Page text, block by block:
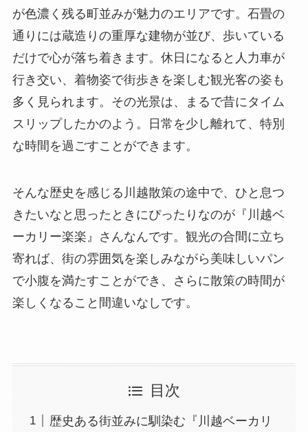
が色濃く残る町並みが魅力のエリアです。石畳の
通りには蔵造りの重厚な建物が並び、歩いている
だけで心が落ち着きます。休日になると人力車が
行き交い、着物姿で街歩きを楽しむ観光客の姿も
多く見られます。その光景は、まるで昔にタイム
スリップしたかのよう。日常を少し離れて、特別
な時間を過ごすことができます。
そんな歴史を感じる川越散策の途中で、ひと息つ
きたいなと思ったときにぴったりなのが『川越ベ
ーカリー楽楽』さんなんです。観光の合間に立ち
寄れば、街の雰囲気を楽しみながら美味しいパン
で小腹を満たすことができ、さらに散策の時間が
楽しくなること間違いなしです。
目次
歴史ある街並みに馴染む『川越ベーカリ